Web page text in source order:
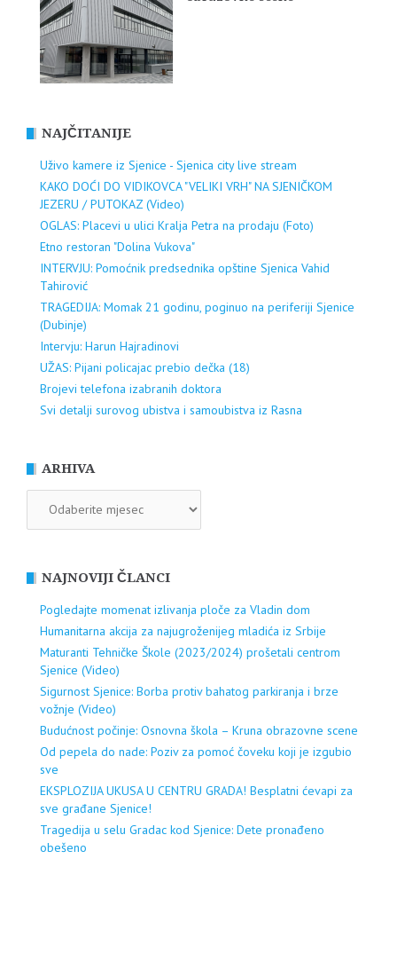
NAJČITANIJE
Uživo kamere iz Sjenice - Sjenica city live stream
KAKO DOĆI DO VIDIKOVCA "VELIKI VRH" NA SJENIČKOM
JEZERU / PUTOKAZ (Video)
OGLAS: Placevi u ulici Kralja Petra na prodaju (Foto)
Etno restoran "Dolina Vukova"
INTERVJU: Pomoćnik predsednika opštine Sjenica Vahid
Tahirović
TRAGEDIJA: Momak 21 godinu, poginuo na periferiji Sjenice
(Dubinje)
Intervju: Harun Hajradinovi
UŽAS: Pijani policajac prebio dečka (18)
Brojevi telefona izabranih doktora
Svi detalji surovog ubistva i samoubistva iz Rasna
ARHIVA
NAJNOVIJI ČLANCI
Pogledajte momenat izlivanja ploče za Vladin dom
Humanitarna akcija za najugroženijeg mladića iz Srbije
Maturanti Tehničke Škole (2023/2024) prošetali centrom
Sjenice (Video)
Sigurnost Sjenice: Borba protiv bahatog parkiranja i brze
vožnje (Video)
Budućnost počinje: Osnovna škola – Kruna obrazovne scene
Od pepela do nade: Poziv za pomoć čoveku koji je izgubio
sve
EKSPLOZIJA UKUSA U CENTRU GRADA! Besplatni ćevapi za
sve građane Sjenice!
Tragedija u selu Gradac kod Sjenice: Dete pronađeno
obešeno